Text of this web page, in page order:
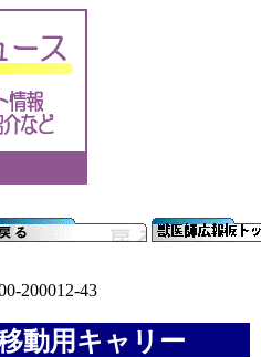
200012-43
動用キャリー